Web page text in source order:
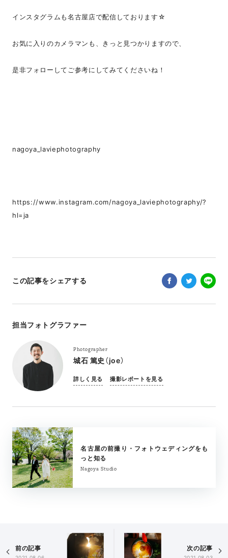
インスタグラムも名古屋店で配信しております☆
お気に入りのカメラマンも、きっと見つかりますので、
是非フォローしてご参考にしてみてくださいね！
nagoya_laviephotography
https://www.instagram.com/nagoya_laviephotography/?
hl=ja
この記事をシェアする
担当フォトグラファー
Photographer
城石 篤史（joe）
詳しく見る 撮影レポートを見る
名古屋の前撮り・フォトウェディングをも
っと知る
Nagoya Studio
前の記事 次の記事